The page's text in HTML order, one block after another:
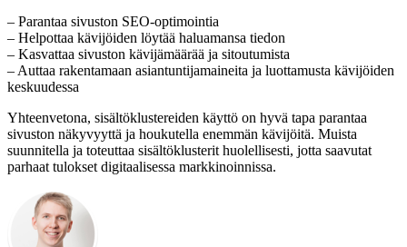
– Parantaa sivuston SEO-optimointia
– Helpottaa kävijöiden löytää haluamansa tiedon
– Kasvattaa sivuston kävijämäärää ja sitoutumista
– Auttaa rakentamaan asiantuntijamaineita ja luottamusta kävijöiden
keskuudessa
Yhteenvetona, sisältöklustereiden käyttö on hyvä tapa parantaa
sivuston näkyvyyttä ja houkutella enemmän kävijöitä. Muista
suunnitella ja toteuttaa sisältöklusterit huolellisesti, jotta saavutat
parhaat tulokset digitaalisessa markkinoinnissa.